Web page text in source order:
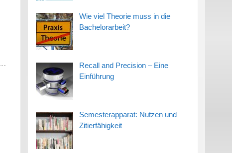
Wie viel Theorie muss in die
Bachelorarbeit?
Recall and Precision – Eine
Einführung
Semesterapparat: Nutzen und
Zitierfähigkeit